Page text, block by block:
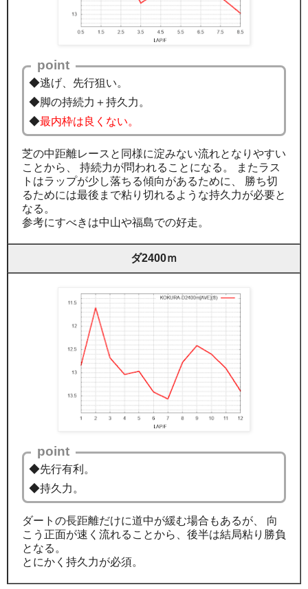
point
◆逃げ、先行狙い。
◆脚の持続力＋持久力。
◆最内枠は良くない。
芝の中距離レースと同様に淀みない流れとなりやすい
ことから、 持続力が問われることになる。 またラス
トはラップが少し落ちる傾向があるために、 勝ち切
るためには最後まで粘り切れるような持久力が必要と
なる。
参考にすべきは中山や福島での好走。
ダ2400ｍ
point
◆先行有利。
◆持久力。
ダートの長距離だけに道中が緩む場合もあるが、 向
こう正面が速く流れることから、後半は結局粘り勝負
となる。
とにかく持久力が必須。